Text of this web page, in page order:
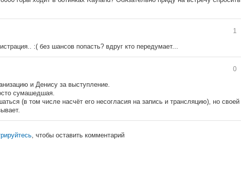
1
:( без шансов попасть? вдруг кто передумает...
0
и Денису за выступление.
сумашедшая.
(в том числе насчёт его несогласия на запись и трансляцию), но своей
, чтобы оставить комментарий